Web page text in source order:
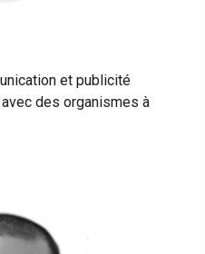
et publicité
des organismes à